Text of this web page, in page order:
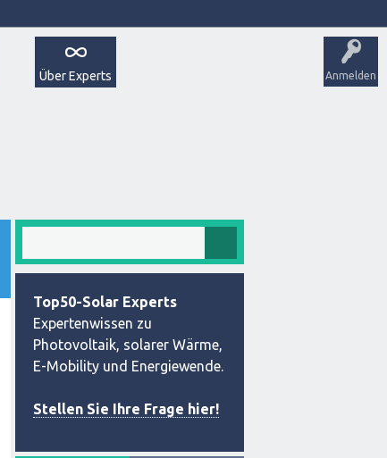
Anmelden
Über Experts
Top50-Solar Experts
Expertenwissen zu
Photovoltaik, solarer Wärme,
E-Mobility und Energiewende.
Stellen Sie Ihre Frage hier!